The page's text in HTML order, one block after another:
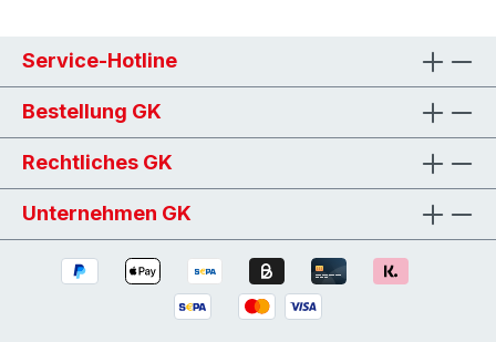
Service-Hotline
Bestellung GK
Rechtliches GK
Unternehmen GK